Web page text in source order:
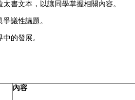
書文本，以讓同學掌握相關內容。
議性議題。
的發展。
內容